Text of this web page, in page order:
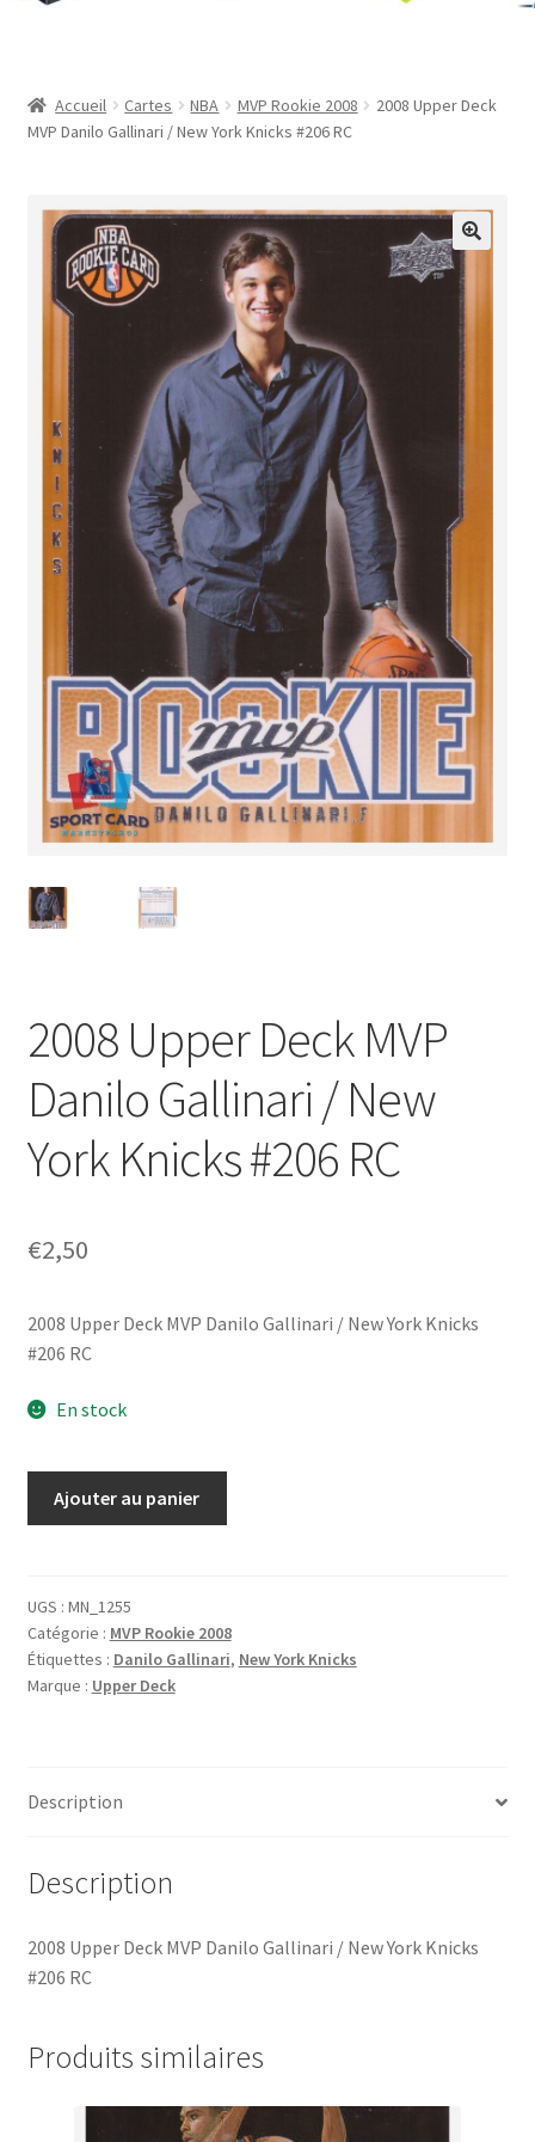
Mon compte
Panier
Validation de la commande
Accueil Cartes NBA MVP Rookie 2008
2008 Upper Deck
MVP Danilo Gallinari / New York Knicks #206 RC
2008 Upper Deck MVP
Danilo Gallinari / New
York Knicks #206 RC
€2,50
2008 Upper Deck MVP Danilo Gallinari / New York Knicks
#206 RC
En stock
Deck
MVP
Danilo
Gallinari
Knicks
RC
Ajouter au panier
UGS : MN_1255
Catégorie : MVP Rookie 2008
Étiquettes : Danilo Gallinari, New York Knicks
Marque : Upper Deck
Description
Description
2008 Upper Deck MVP Danilo Gallinari / New York Knicks
#206 RC
Produits similaires